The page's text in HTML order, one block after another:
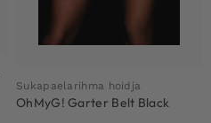
Sukapaelarihma hoidja
OhMyG! Garter Belt Black